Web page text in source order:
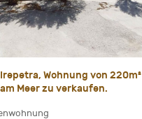
Wohnung von 220m²
Meer zu verkaufen.